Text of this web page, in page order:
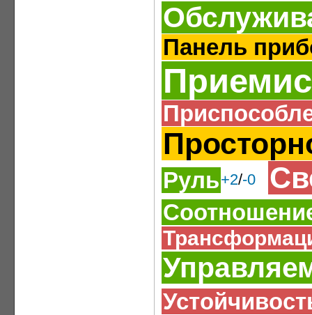
Панель
Руль+2/-0